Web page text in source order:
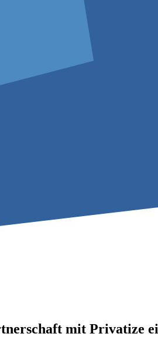
mit Privatize